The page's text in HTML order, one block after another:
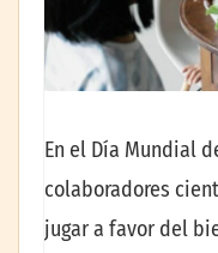
En el Día Mundial
colaboradores
jugar a favor del